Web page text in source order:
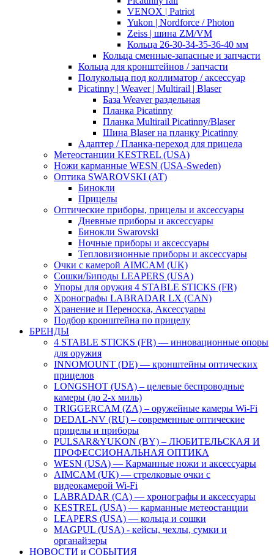
VENOX | Patriot
Yukon | Nordforce / Photon
Zeiss | шина ZM/VM
Кольца 26-30-34-35-36-40 мм
Кольца сменные-запасные и запчасти
Кольца для кронштейнов / запчасти
Полукольца под коллиматор / аксессуар
Picatinny | Weaver | Multirail | Blaser
База Weaver раздельная
Планка Picatinny
Планка Multirail Picatinny/Blaser
Шина Blaser на планку Picatinny
Адаптер / Планка-переход для прицела
Метеостанции KESTREL (USA)
Ножи карманные WESN (USA-Sweden)
Оптика SWAROVSKI (AT)
Бинокли
Прицелы
Оптические приборы, прицелы и аксессуары
Дневные приборы и аксессуары
Бинокли Swarovski
Ночные приборы и аксессуары
Тепловизионные приборы и аксессуары
Очки с камерой AIMCAM (UK)
Сошки/Биподы LEAPERS (USA)
Упоры для оружия 4 STABLE STICKS (FR)
Хронографы LABRADAR LX (CAN)
Хранение и Переноска, Аксессуары
Подбор кронштейна по прицелу
БРЕНДЫ
4 STABLE STICKS (FR) — инновационные опоры
для оружия
INNOMOUNT (DE) — кронштейны оптических
прицелов
LONGSHOT (USA) – целевые беспроводные
камеры (до 2-х миль)
TRIGGERCAM (ZA) – оружейные камеры Wi-Fi
DEDAL-NV (RU) – современные оптические
прицелы и приборы
PULSAR&YUKON (BY) – ЛЮБИТЕЛЬСКАЯ И
ПРОФЕССИОНАЛЬНАЯ ОПТИКА
WESN (USA) — Карманные ножи и аксессуары
AIMCAM (UK) — стрелковые очки с
видеокамерой Wi-Fi
LABRADAR (CA) — хронографы и аксессуары
KESTREL (USA) — карманные метеостанции
LEAPERS (USA) — кольца и сошки
MAGPUL (USA) - кейсы, чехлы, сумки и
органайзеры
НОВОСТИ и СОБЫТИЯ